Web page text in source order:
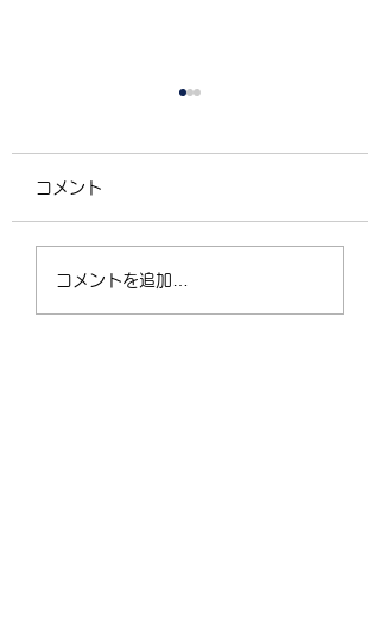
4/2（木）18:30〜
21:00 フリークラス
コメント
コメントを追加…